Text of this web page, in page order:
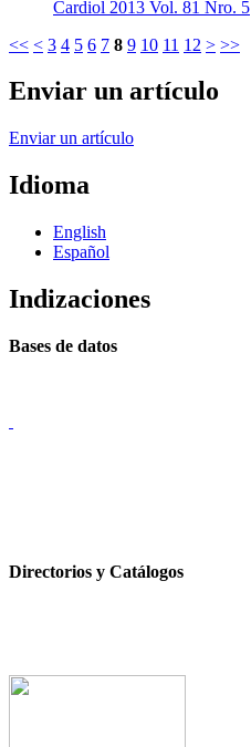
Cardiol 2013 Vol. 81 Nro. 5
<< < 3 4 5 6 7 8 9 10 11 12 > >>
Enviar un artículo
Enviar un artículo
Idioma
English
Español
Indizaciones
Bases de datos
Directorios y Catálogos